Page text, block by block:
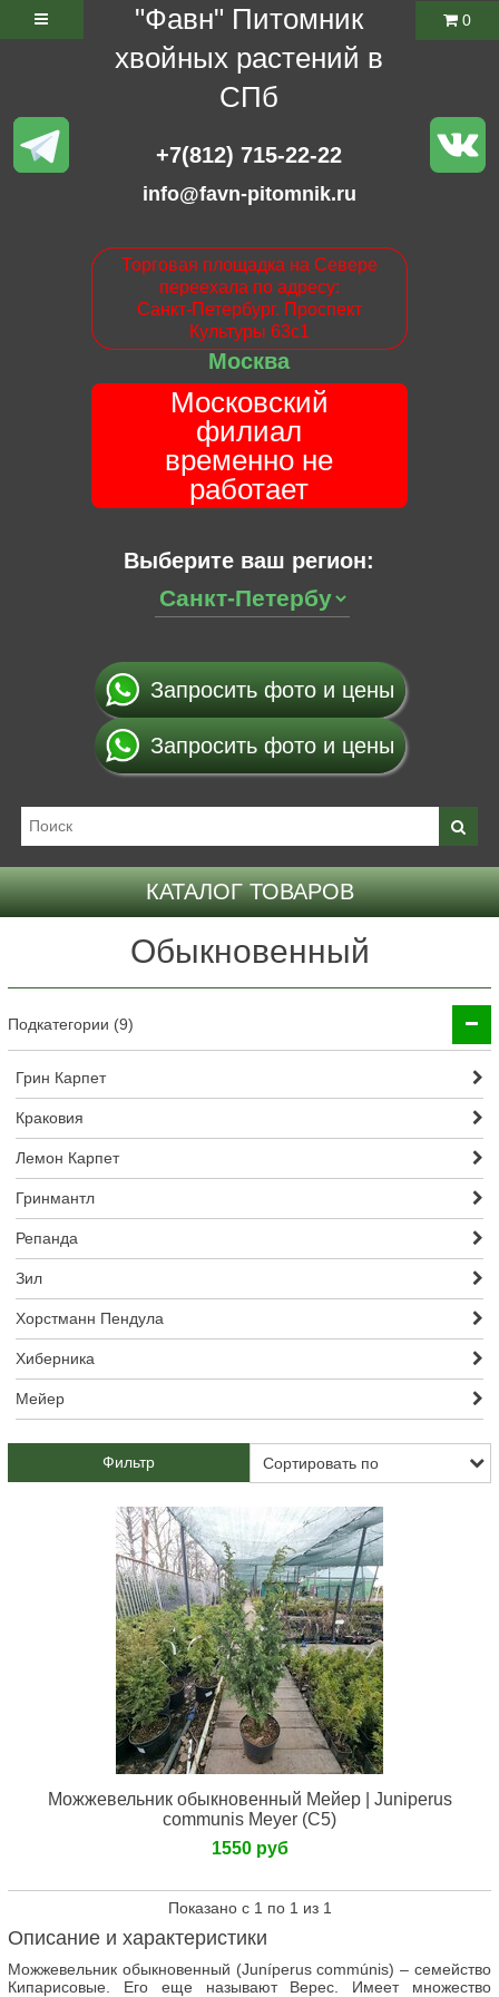
"Фавн" Питомник
хвойных растений в
СПб
+7(812) 715-22-22
info@favn-pitomnik.ru
Торговая площадка на Севере
переехала по адресу:
Санкт-Петербург. Проспект
Культуры 63с1
Москва
Московский
филиал
временно не
работает
Выберите ваш регион:
0
Запросить фото и цены
Запросить фото и цены
КАТАЛОГ ТОВАРОВ
Обыкновенный
Подкатегории (9)
Грин Карпет
Краковия
Лемон Карпет
Гринмантл
Репанда
Зил
Хорстманн Пендула
Хиберника
Мейер
Фильтр
Можжевельник обыкновенный Мейер | Juniperus
communis Meyer (С5)
1550 руб
Показано с 1 по 1 из 1
Описание и характеристики
Можжевельник обыкновенный (Juníperus commúnis) – семейство
Кипарисовые. Его еще называют Верес. Имеет множество